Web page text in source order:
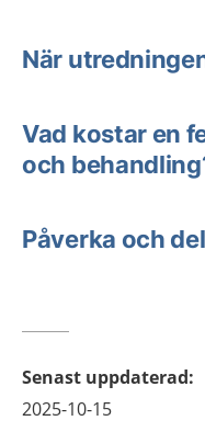
När
Vad kostar en
och
Påverka och
Senast uppdaterad:
2025-10-15